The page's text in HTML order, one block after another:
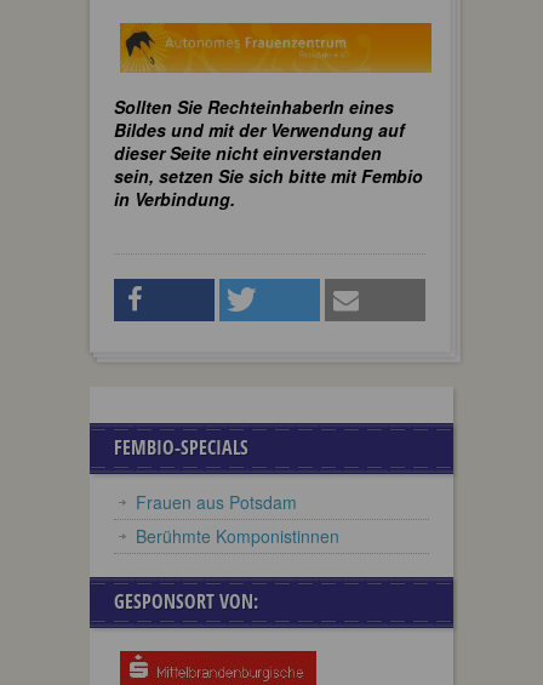
Sollten Sie RechteinhaberIn eines
Bildes und mit der Verwendung auf
dieser Seite nicht einverstanden
sein, setzen Sie sich bitte mit Fembio
in Verbindung.
FEMBIO-SPECIALS
Frauen aus Potsdam
Berühmte Komponistinnen
GESPONSORT VON: